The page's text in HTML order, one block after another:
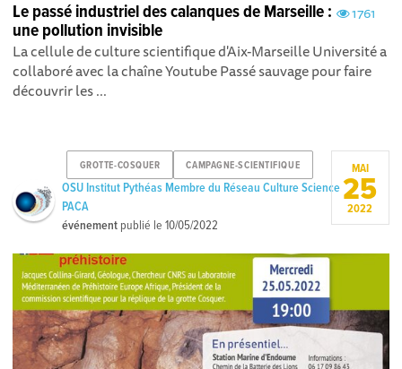
1761
Le passé industriel des calanques de Marseille :
une pollution invisible
La cellule de culture scientifique d'Aix-Marseille Université a
collaboré avec la chaîne Youtube Passé sauvage pour faire
découvrir les ...
GROTTE-COSQUER CAMPAGNE-SCIENTIFIQUE
OSU Institut Pythéas Membre du Réseau Culture Science
PACA
événement publié le10/05/2022
MAI
25
2022